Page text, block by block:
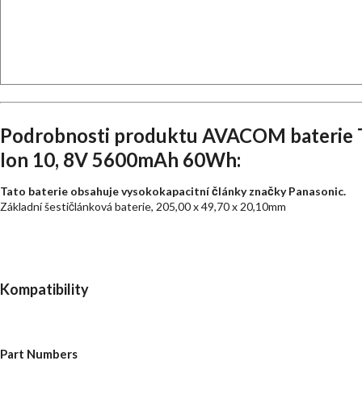
Podrobnosti produktu AVACOM baterie
Ion 10, 8V 5600mAh 60Wh:
Tato baterie obsahuje vysokokapacitní články značky Panasonic.
Základní šestičlánková baterie, 205,00 x 49,70 x 20,10mm
Kompatibility
Part Numbers